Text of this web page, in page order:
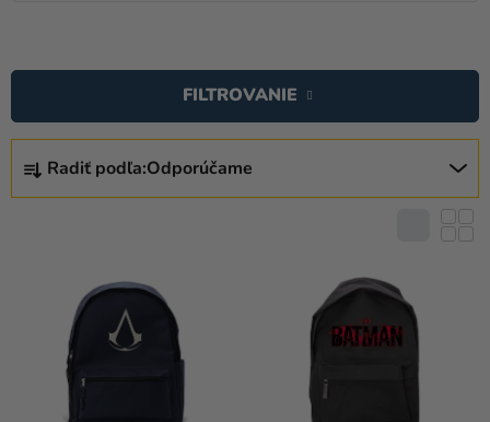
A
D
Radiť podľa:Odporúčame
FILTROVANIE
Ý
P
I
S
P